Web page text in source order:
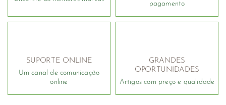
pagamento
SUPORTE ONLINE
Um canal de comunicação
online
GRANDES
OPORTUNIDADES
Artigos com preço e qualidade